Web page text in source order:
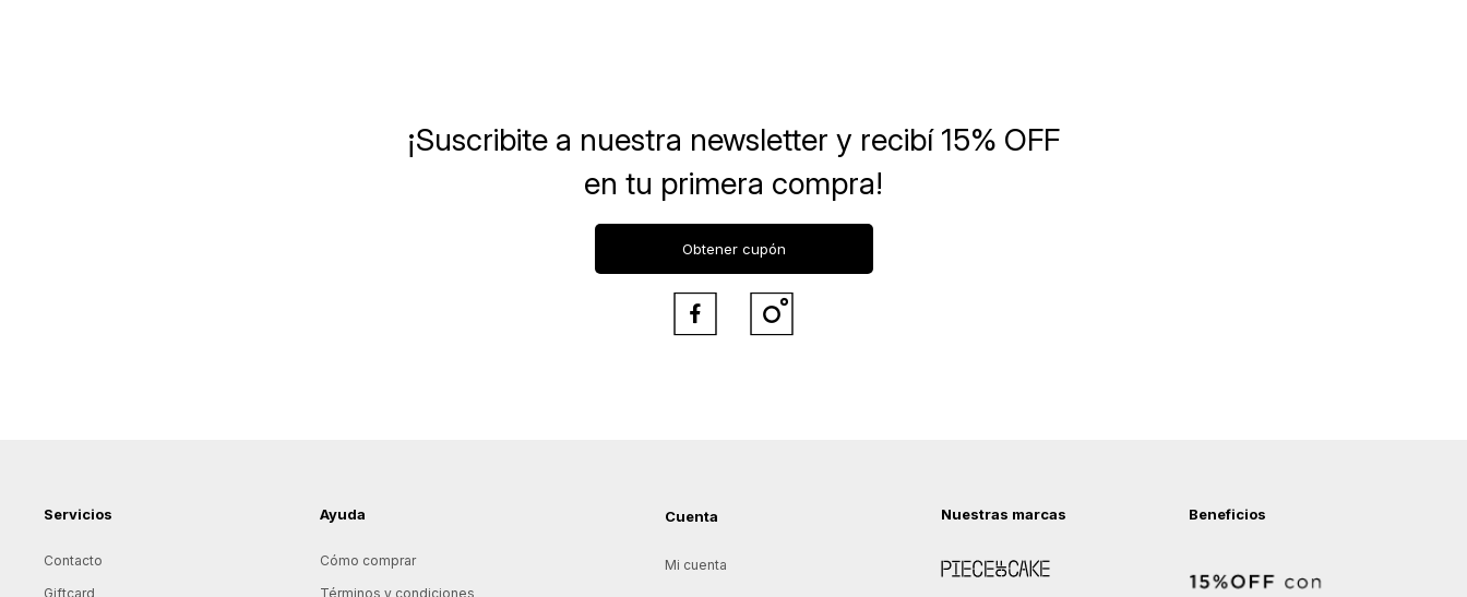
Servicios
Contacto
Giftcard
Ayuda
Cómo comprar
Términos y condiciones
Cuenta
Mi cuenta
Nuestras marcas
Piece of Cake
Beneficios
¡Suscribite a nuestra newsletter y recibí 15% OFF
en tu primera compra!
Obtener cupón
 